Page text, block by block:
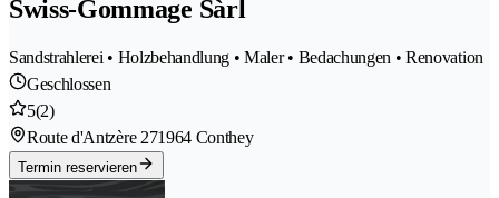
Swiss-Gommage Sàrl
Sandstrahlerei • Holzbehandlung • Maler • Bedachungen • Renovation
Geschlossen
5(2)
Route d'Antzère 271964 Conthey
Termin reservieren